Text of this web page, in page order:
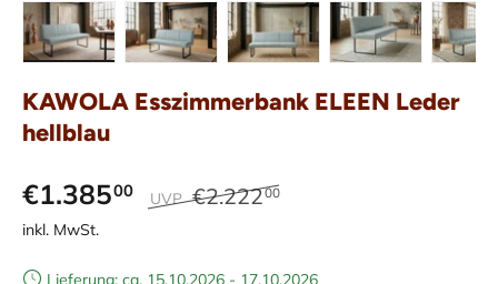
Bild 1 in Galerieansicht laden
Bild 2 in Galerieansicht laden
Bild 3 in Galerieansicht laden
Bild 4 in Bild 5
KAWOLA Esszimmerbank ELEEN Leder
hellblau
€1.38500 UVP €2.22200
inkl. MwSt.
Lieferung: ca. 15.10.2026 - 17.10.2026